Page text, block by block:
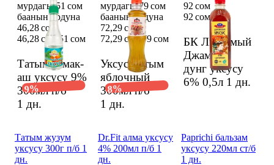
Татым тамак-
аш уксусу 9%
300мл п/б
1 дн.
мурдагы 51 сом
баанын ордуна
46,28 сом
46,28 сом 51 сом
9%
Уксус Татым
яблочный
300мл п/б
1 дн.
мурдагы 79 сом
баанын ордуна
72,29 сом
72,29 сом 79 сом
8%
БК Любимый
Джамиля
дунг уксусу
6% 0,5л 1 дн.
92 сом
92 сом
Татым жузум
уксусу 300г п/б 1
дн.
Dr.Fit алма уксусу
4% 200мл п/б 1
дн.
Paprichi бальзам
уксусу 220мл ст/б
1 дн.